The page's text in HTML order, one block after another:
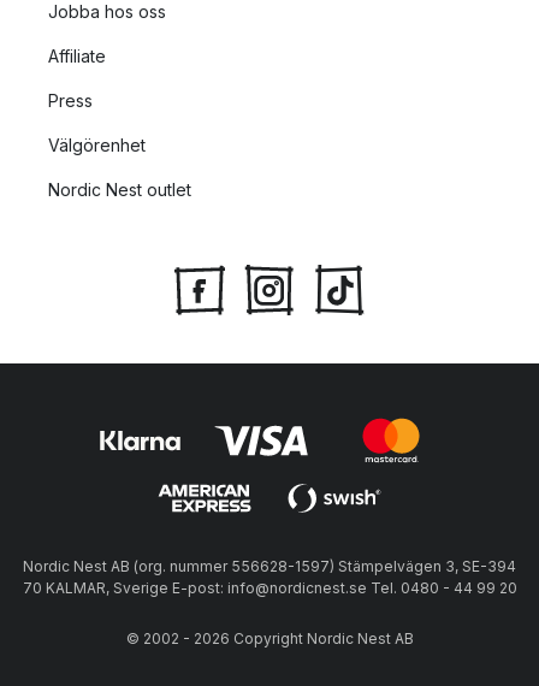
Jobba hos oss
Affiliate
Press
Välgörenhet
Nordic Nest outlet
Nordic Nest AB (org. nummer 556628-1597) Stämpelvägen 3, SE-394
70 KALMAR, Sverige E-post: info@nordicnest.se Tel. 0480 - 44 99 20
© 2002 - 2026 Copyright Nordic Nest AB